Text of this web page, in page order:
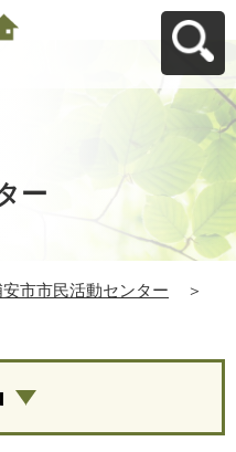
ー
安市市民活動センター
＞